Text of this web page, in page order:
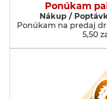
Ponúkam
Nákup /
Ponúkam na predaj
5,50